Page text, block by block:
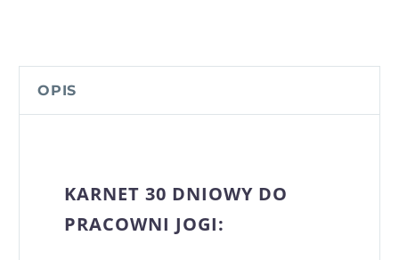
OPIS
KARNET 30 DNIOWY DO
PRACOWNI JOGI: